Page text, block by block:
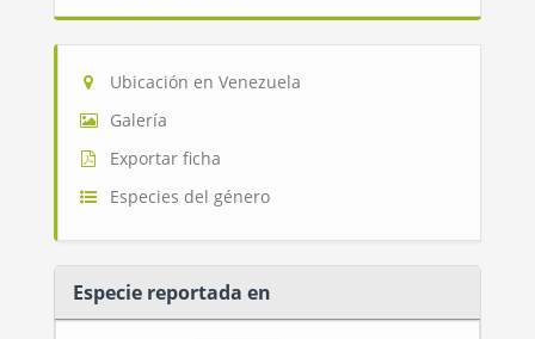
Ubicación en Venezuela
Galería
Exportar ficha
Especies del género
Especie reportada en